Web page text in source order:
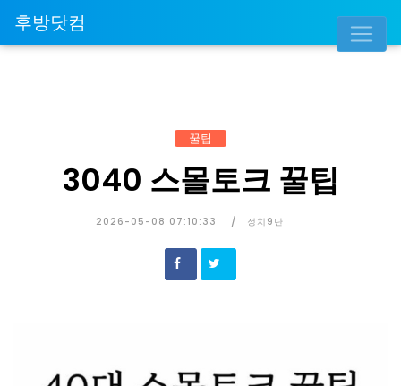
후방닷컴
꿀팁
3040 스몰토크 꿀팁
2026-05-08 07:10:33 정치9단